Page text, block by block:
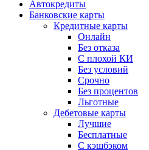
Автокредиты
Банковские карты
Кредитные карты
Онлайн
Без отказа
С плохой КИ
Без условий
Срочно
Без процентов
Льготные
Дебетовые карты
Лучшие
Бесплатные
С кэшбэком